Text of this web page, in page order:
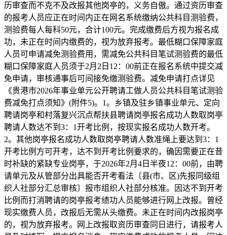
历审查而不克不及改报其他岗亭的，义务自傲。通过资历审查
的报考人员应正在时间内正在网名系统缴纳公共科目测验费，
测验费每人每科50元，合计100元。完成缴费后方视为报名成
功，未正在时间内缴费的，视为放弃报考。最低糊口保障家庭
人员可申请减免测验费用，需减免公共科目笔试测验费的最低
糊口保障家庭人员须于2月2日12：00前正在报名系统中提交减
免申请，审核通事后可间接免缴测验费。减免申请打点详见
《贵港市2026年事业单元公开聘请工做人员公共科目笔试测验
费减免打点须知》(附件5)。1。乡镇及驻乡镇事业单元、定向
聘请岗亭和村落复兴沉点帮扶县聘请岗亭报名成功人数取岗亭
聘请人数达不到3：1开考比例，按现实报名成功人数开考。
2。其他岗亭报名成功人数取岗亭聘请人数准绳上要达到3：1
开考比例方可开考，达不到开考比例要求的，确因需要正在昔
时补缺的紧缺专业岗亭，于2026年2月4日半夜12：00前，由聘
请单元及从管部分出具能否开考看法〔县(市、区)先报同级组
织人社部分汇总审核〕报市组织人社部分核准。因达不到开考
比例而打消聘请的岗亭报考绩功人员能够进行网上改报。曾经
现实缴费人员，改报后无需从头缴费。未正在时间内改报岗亭
的，视为放弃报考。网上改报取资历审查同日进行，请报考人